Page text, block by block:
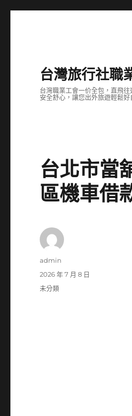
台灣旅行社職
台灣職業工會一价全包，直飛
安全舒心，讓您出外旅遊輕鬆好
台北市當
區機車借
作
admin
發
佈
2026 年 7 月 8 日
分
未分類